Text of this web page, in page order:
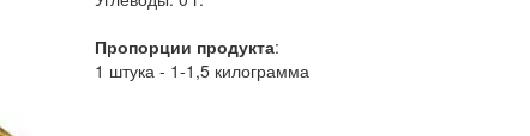
Пропорции продукта:
1 штука - 1-1,5 килограмма